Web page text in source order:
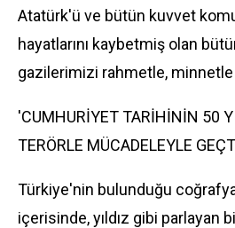
Atatürk'ü ve bütün kuvvet
hayatlarını kaybetmiş olan
gazilerimizi rahmetle, minnetle
'CUMHURİYET TARİHİNİN 50
TERÖRLE MÜCADELEYLE
Türkiye'nin bulunduğu
içerisinde, yıldız gibi parlayan